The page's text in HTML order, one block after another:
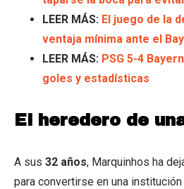
LEER MÁS: El juego de la
ventaja mínima ante el
LEER MÁS: PSG 5-4
goles y estadísticas
El heredero de
A sus 32 años, Marquinhos ha
para convertirse en una